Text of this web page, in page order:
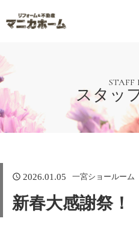
STAFF
スタッ
2026.01.05 一宮ショールーム
新春大感謝祭！